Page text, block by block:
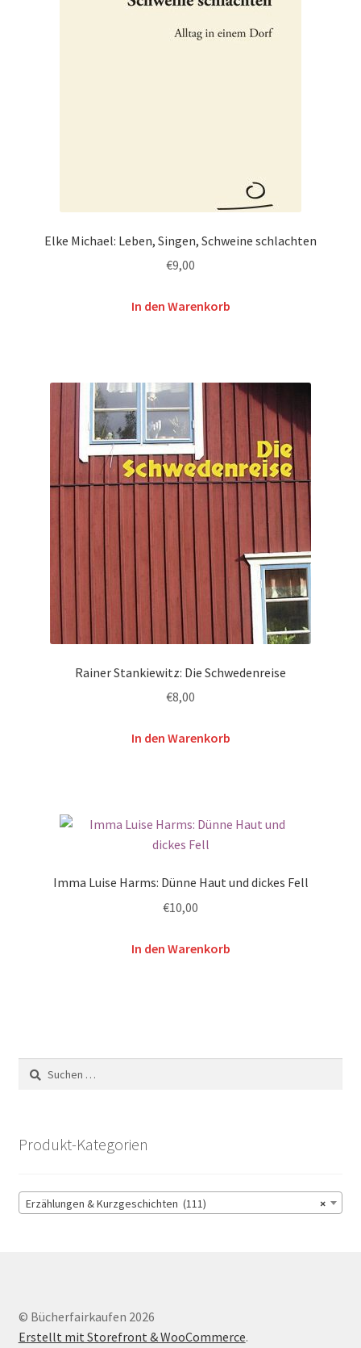
Elke Michael: Leben, Singen, Schweine schlachten
€9,00
In den Warenkorb
Rainer Stankiewitz: Die Schwedenreise
€8,00
In den Warenkorb
Imma Luise Harms: Dünne Haut und dickes Fell
€10,00
In den Warenkorb
Suchen
nach:
Produkt-Kategorien
×
Erzählungen & Kurzgeschichten (111)
© Bücherfairkaufen 2026
Erstellt mit Storefront & WooCommerce.